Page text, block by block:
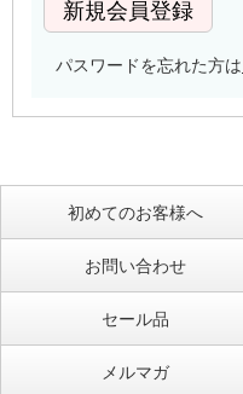
パスワードを忘れた方は
初めてのお客様へ
お問い合わせ
セール品
メルマガ